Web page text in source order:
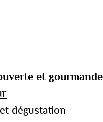
et gourmande
dégustation